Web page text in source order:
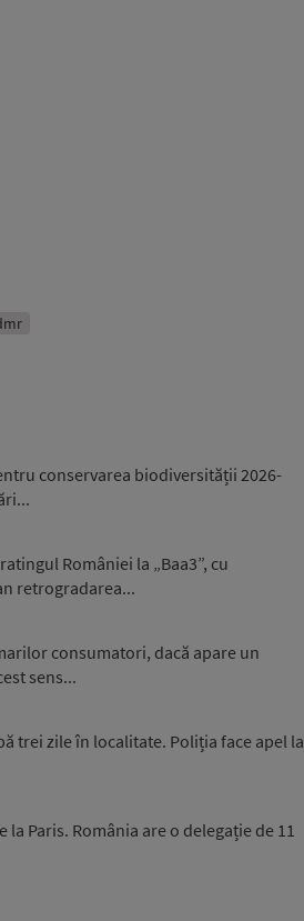
conservarea biodiversității 2026-
României la „Baa3”, cu
retrogradarea...
consumatori, dacă apare un
sens...
trei zile în localitate. Poliția face apel la
Paris. România are o delegație de 11